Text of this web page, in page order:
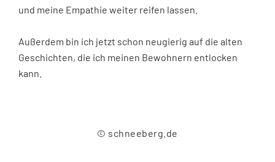
und meine Empathie weiter reifen lassen.
Außerdem bin ich jetzt schon neugierig auf die alten
Geschichten, die ich meinen Bewohnern entlocken
kann.
© schneeberg.de